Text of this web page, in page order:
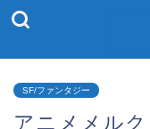
SF/ファンタジー
アニメメルク